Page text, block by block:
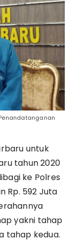
untuk
tahun 2020
ke Polres
Rp. 592 Juta
yakni tahap
tahap kedua.